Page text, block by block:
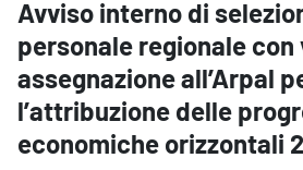
Avviso interno di
personale regionale con
assegnazione all’Arpal
l’attribuzione delle
economiche orizzontali